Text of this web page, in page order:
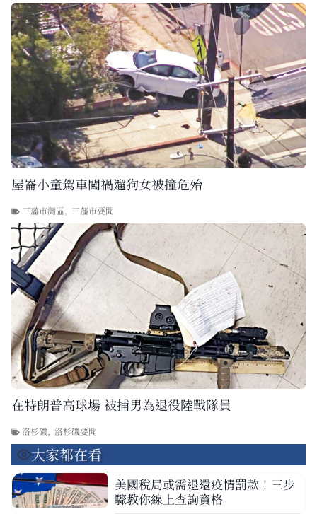
屋崙小童駕車闖禍遛狗女被撞危殆
三藩市灣區 三藩市要聞
在特朗普高球場 被捕男為退役陸戰隊員
洛杉磯 洛杉磯要聞
大家都在看
美國稅局或需退還疫情罰款！三步
驟教你線上查詢資格